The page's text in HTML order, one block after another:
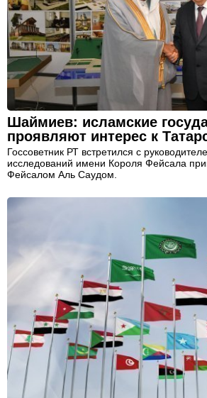
Шаймиев: исламские
проявляют интерес к
Госсоветник РТ встретился с
исследований имени Короля Фейсала
Фейсалом Аль Саудом.